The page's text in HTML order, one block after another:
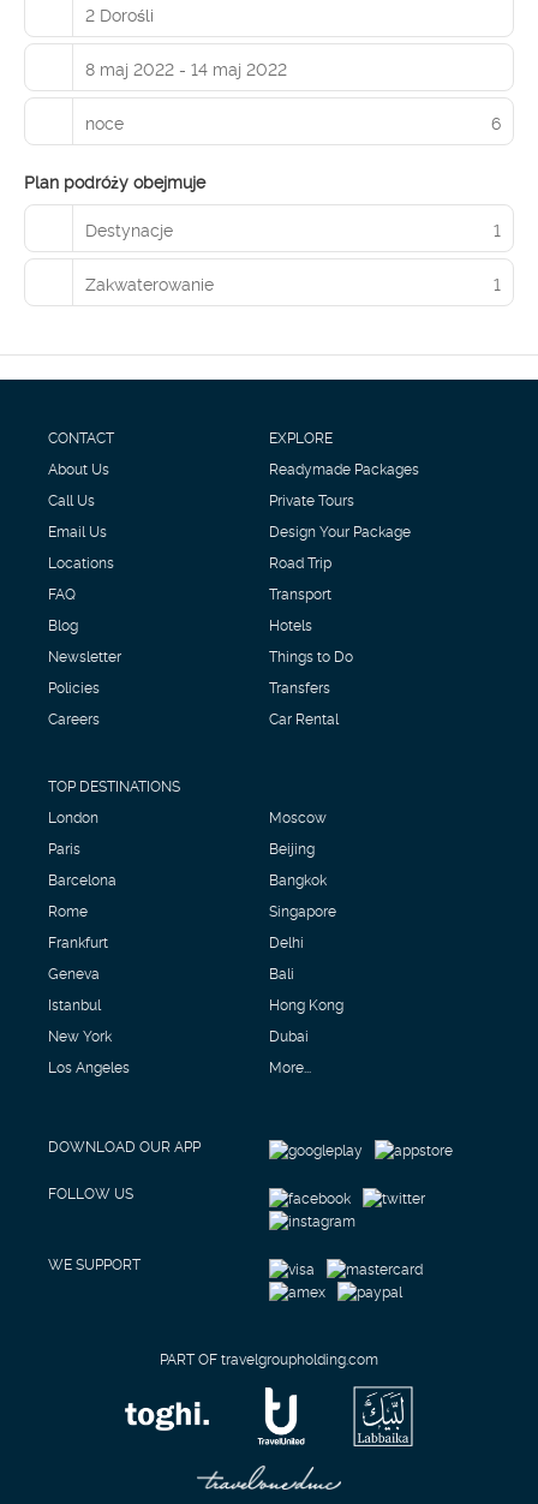
2 Dorośli
8 maj 2022 - 14 maj 2022
noce 6
Plan podróży obejmuje
Destynacje 1
Zakwaterowanie 1
CONTACT
About Us
Call Us
Email Us
Locations
FAQ
Blog
Newsletter
Policies
Careers
EXPLORE
Readymade Packages
Private Tours
Design Your Package
Road Trip
Transport
Hotels
Things to Do
Transfers
Car Rental
TOP DESTINATIONS
London
Paris
Barcelona
Rome
Frankfurt
Geneva
Istanbul
New York
Los Angeles
Moscow
Beijing
Bangkok
Singapore
Delhi
Bali
Hong Kong
Dubai
More...
DOWNLOAD OUR APP
FOLLOW US
WE SUPPORT
PART OF travelgroupholding.com